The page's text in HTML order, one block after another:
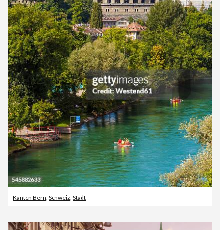
Kanton Bern, Schweiz, Stadt